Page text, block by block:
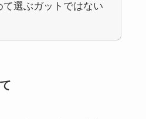
て選ぶガットではない